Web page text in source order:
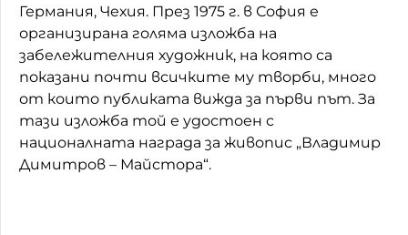
Германия, Чехия. През 1975 г. в София е
организирана голяма изложба на
забележителния художник, на която са
показани почти всичките му творби, много
от които публиката вижда за първи път. За
тази изложба той е удостоен с
националната награда за живопис „Владимир
Димитров – Майстора“.